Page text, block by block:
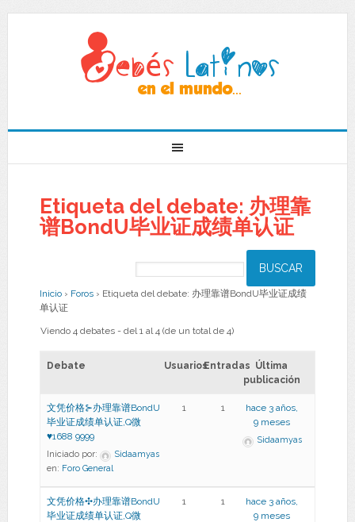
Etiqueta del debate: 办理靠
谱BondU毕业证成绩单认证
Inicio › Foros › Etiqueta del debate: 办理靠谱BondU毕业证成绩
单认证
Viendo 4 debates - del 1 al 4 (de un total de 4)
Debate UsuariosEntradas Última
publicación
文凭价格⊱办理靠谱BondU
毕业证成绩单认证,Q微
♥1688 9999
Iniciado por:
Sidaamyas
en: Foro General
1 1
hace 3 años,
9 meses
Sidaamyas
文凭价格✣办理靠谱BondU
毕业证成绩单认证,Q微
1 1
hace 3 años,
9 meses